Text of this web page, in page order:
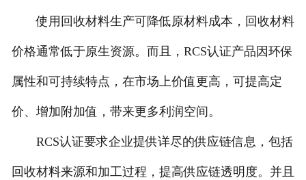
使用回收材料生产可降低原材料成本，回收材料
价格通常低于原生资源。而且，RCS认证产品因环保
属性和可持续特点，在市场上价值更高，可提高定
价、增加附加值，带来更多利润空间。
RCS认证要求企业提供详尽的供应链信息，包括
回收材料来源和加工过程，提高供应链透明度。并且